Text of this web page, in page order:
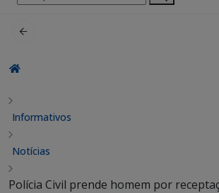
por:
Informativos
Notícias
Polícia Civil prende homem por